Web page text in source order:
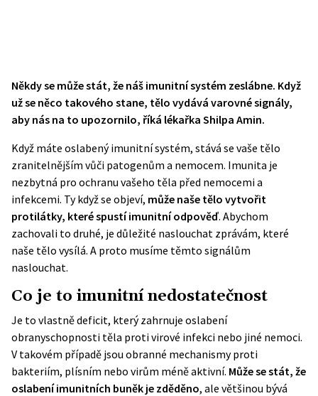
Někdy se může stát, že náš imunitní systém zeslábne. Když
už se něco takového stane, tělo vydává varovné signály,
aby nás na to upozornilo, říká lékařka Shilpa Amin.
Když máte oslabený imunitní systém, stává se vaše tělo
zranitelnějším vůči patogenům a nemocem. Imunita je
nezbytná pro ochranu vašeho těla před nemocemi a
infekcemi. Ty když se objeví, může naše tělo vytvořit
protilátky, které spustí imunitní odpověď. Abychom
zachovali to druhé, je důležité naslouchat zprávám, které
naše tělo vysílá. A proto musíme těmto signálům
naslouchat.
Co je to imunitní nedostatečnost
Je to vlastně deficit, který zahrnuje oslabení
obranyschopnosti těla proti virové infekci nebo jiné nemoci.
V takovém případě jsou obranné mechanismy proti
bakteriím, plísním nebo virům méně aktivní. Může se stát, že
oslabení imunitních buněk je zděděno, ale většinou bývá